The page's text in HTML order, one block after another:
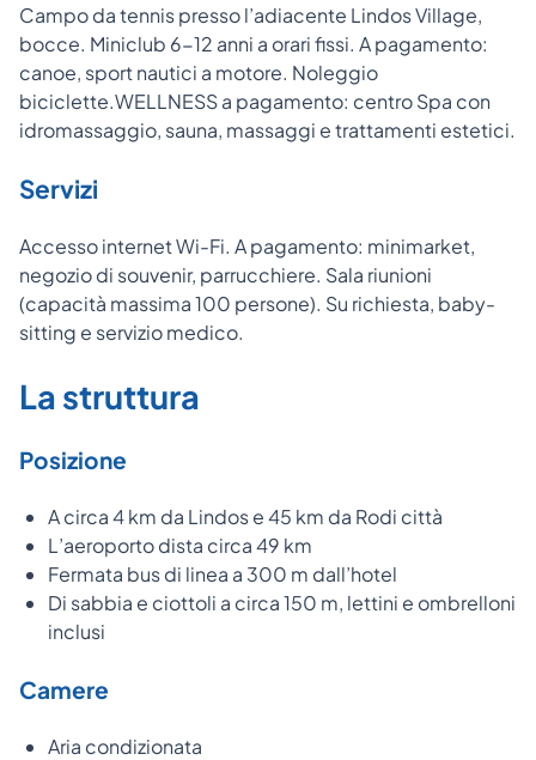
Campo da tennis presso l’adiacente Lindos Village,
bocce. Miniclub 6-12 anni a orari fissi. A pagamento:
canoe, sport nautici a motore. Noleggio
biciclette.WELLNESS a pagamento: centro Spa con
idromassaggio, sauna, massaggi e trattamenti estetici.
Servizi
Accesso internet Wi-Fi. A pagamento: minimarket,
negozio di souvenir, parrucchiere. Sala riunioni
(capacità massima 100 persone). Su richiesta, baby-
sitting e servizio medico.
La struttura
Posizione
A circa 4 km da Lindos e 45 km da Rodi città
L’aeroporto dista circa 49 km
Fermata bus di linea a 300 m dall’hotel
Di sabbia e ciottoli a circa 150 m, lettini e ombrelloni
inclusi
Camere
Aria condizionata